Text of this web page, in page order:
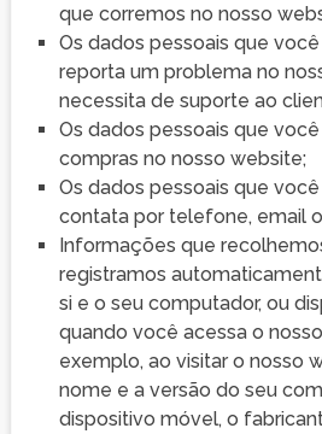
que corremos no nosso
Os dados pessoais que
reporta um problema no
necessita de suporte ao
Os dados pessoais que
compras no nosso website;
Os dados pessoais que
contata por telefone, email
Informações que
registramos
si e o seu computador, ou
quando você acessa o
exemplo, ao visitar o nosso
nome e a versão do seu
dispositivo móvel, o